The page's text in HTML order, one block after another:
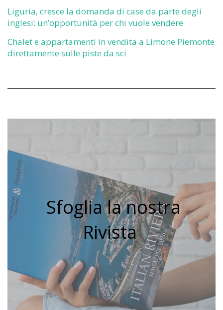
Liguria, cresce la domanda di case da parte degli
inglesi: un’opportunità per chi vuole vendere
Chalet e appartamenti in vendita a Limone Piemonte
direttamente sulle piste da sci
Sfoglia la nostra
Rivista